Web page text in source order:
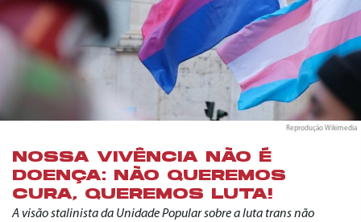
Reprodução Wikimedia
NOSSA VIVÊNCIA NÃO É
DOENÇA: NÃO QUEREMOS
CURA, QUEREMOS LUTA!
A visão stalinista da Unidade Popular sobre a luta trans não